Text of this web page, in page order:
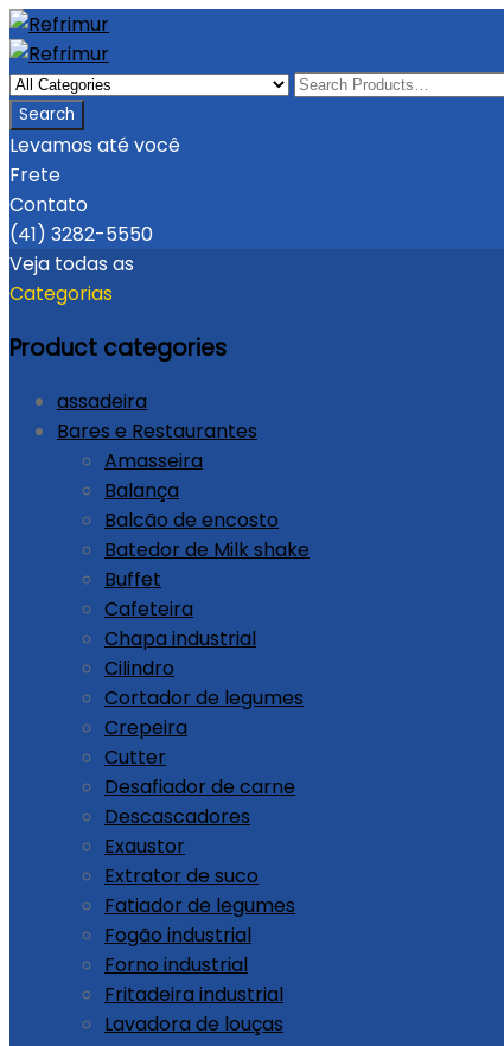
Levamos até você
Frete
Contato
(41) 3282-5550
Veja todas as
Categorias
Product categories
assadeira
Bares e Restaurantes
Amasseira
Balança
Balcão de encosto
Batedor de Milk shake
Buffet
Cafeteira
Chapa industrial
Cilindro
Cortador de legumes
Crepeira
Cutter
Desafiador de carne
Descascadores
Exaustor
Extrator de suco
Fatiador de legumes
Fogão industrial
Forno industrial
Fritadeira industrial
Lavadora de louças